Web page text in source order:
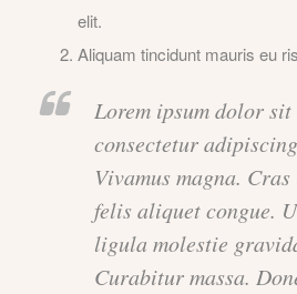
elit.
Aliquam tincidunt mauris eu
Lorem ipsum dolor sit
consectetur
Vivamus magna.
felis aliquet congue.
ligula molestie
Curabitur massa.